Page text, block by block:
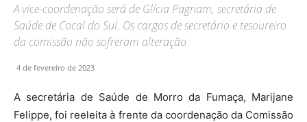
A vice-coordenação será de Glícia Pagnam, secretária de
Saúde de Cocal do Sul. Os cargos de secretário e tesoureiro
da comissão não sofreram alteração
4 de fevereiro de 2023
A secretária de Saúde de Morro da Fumaça, Marijane
Felippe, foi reeleita à frente da coordenação da Comissão